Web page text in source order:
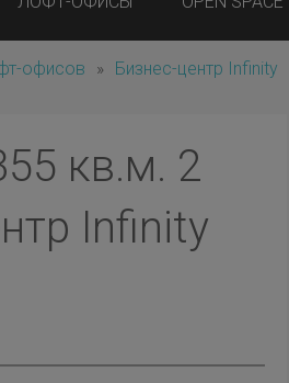
офисов » Бизнес-центр Infinity
кв.м. 2
Infinity